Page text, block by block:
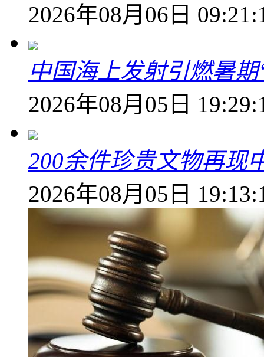
2026年08月06日
中国海上发射引燃暑
2026年08月05日
200余件珍贵文物再现
2026年08月05日